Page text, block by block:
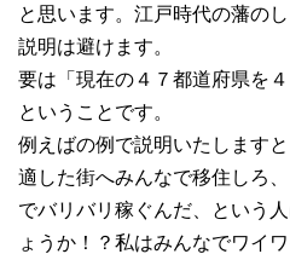
と思います。江戸時代の藩の
説明は避けます。
要は「現在の４７都道府県を
ということです。
例えばの例で説明いたします
適した街へみんなで移住しろ
でバリバリ稼ぐんだ、という
ょうか！？私はみんなでワイ